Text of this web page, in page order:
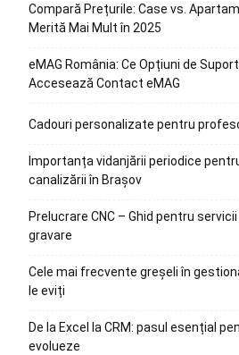
Compară Prețurile: Case vs.
Merită Mai Mult în 2025
eMAG România: Ce Opțiuni de
Accesează Contact eMAG
Cadouri personalizate pentru
Importanța vidanjării periodice
canalizării în Brașov
Prelucrare CNC – Ghid pentru
gravare
Cele mai frecvente greșeli în
le eviți
De la Excel la CRM: pasul esențial
evolueze